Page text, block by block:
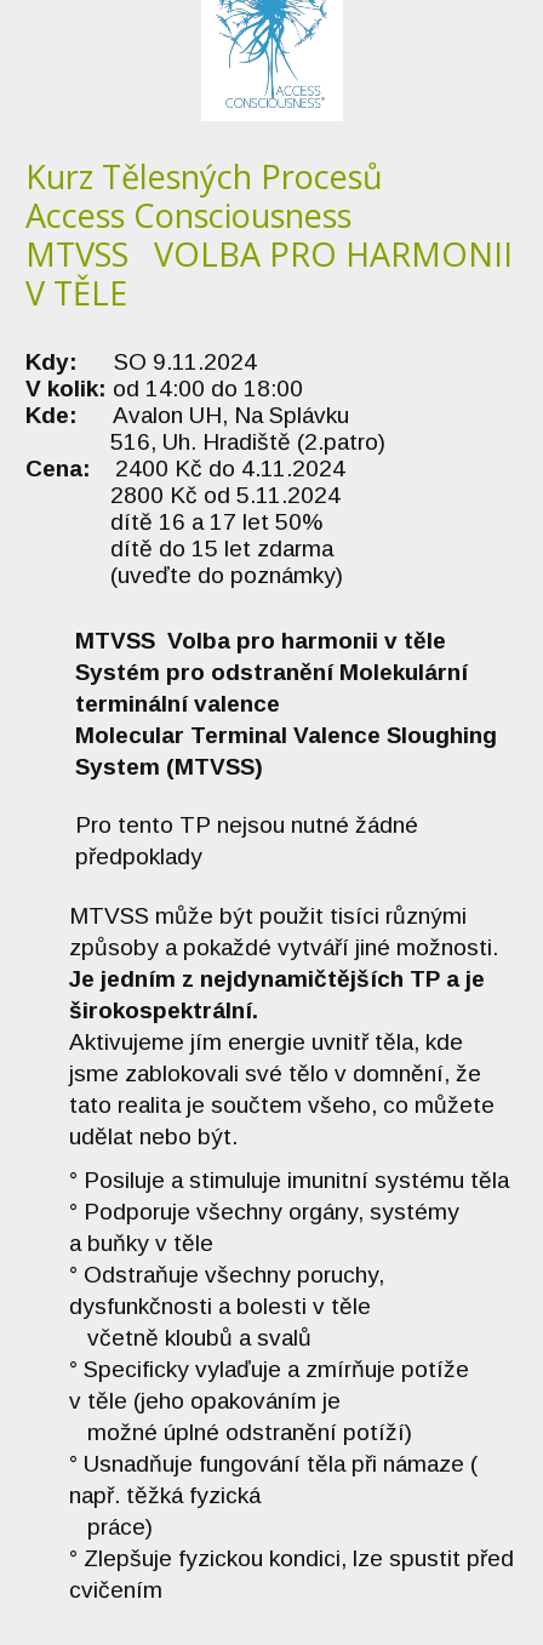
Kurz Tělesných Procesů
Access Consciousness
MTVSS VOLBA PRO HARMONII
V TĚLE
Kdy:
SO 9.11.2024
V kolik: od 14:00 do 18:00
Kde:
Avalon UH, Na Splávku
516, Uh. Hradiště (2.patro)
Cena:
2400 Kč do 4.11.2024
2800 Kč od 5.11.2024
dítě 16 a 17 let 50%
dítě do 15 let zdarma
(uveďte do poznámky)
MTVSS Volba pro harmonii v těle
Systém pro odstranění Molekulární
terminální valence
Molecular Terminal Valence Sloughing
System (MTVSS)
Pro tento TP nejsou nutné žádné
předpoklady
MTVSS může být použit tisíci různými
způsoby a pokaždé vytváří jiné možnosti.
Je jedním z nejdynamičtějších TP a je
širokospektrální.
Aktivujeme jím energie uvnitř těla, kde
jsme zablokovali své tělo v domnění, že
tato realita je součtem všeho, co můžete
udělat nebo být.
° Posiluje a stimuluje imunitní systému těla
° Podporuje všechny orgány, systémy
a buňky v těle
° Odstraňuje všechny poruchy,
dysfunkčnosti a bolesti v těle
včetně kloubů a svalů
° Specificky vylaďuje a zmírňuje potíže
v těle (jeho opakováním je
možné úplné odstranění potíží)
° Usnadňuje fungování těla při námaze (
např. těžká fyzická
práce)
° Zlepšuje fyzickou kondici, lze spustit před
cvičením